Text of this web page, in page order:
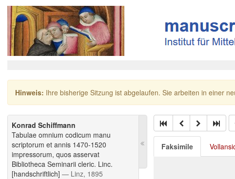
Hinweis: Ihre bisherige Sitzung ist abgelaufen. Sie arbeiten in einer
Konrad Schiffmann
Tabulae omnium codicum manu
scriptorum et annis 1470-1520
impressorum, quos asservat
Bibliotheca Seminarii cleric. Linc.
[handschriftlich] — Linz, 1895
Faksimile